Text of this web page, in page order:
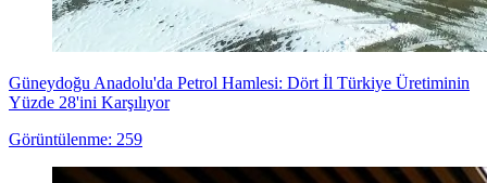
Güneydoğu Anadolu'da Petrol Hamlesi: Dört İl Türkiye Üretiminin
Yüzde 28'ini Karşılıyor
Görüntülenme: 259